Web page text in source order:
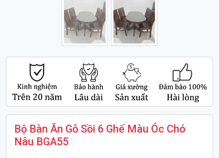
Bộ Bàn Ăn Gỗ Sồi 6 Ghế Màu Óc Chó
Nâu BGA55